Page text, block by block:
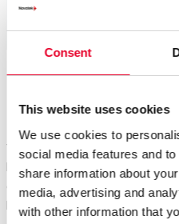
Consent
This website uses cookies
We use cookies to
social media features and
share information about
media, advertising and
with other information that
Uddan
Virksomhedsledelser
håndterer en stor variation
en kompleks del af
kan udgøre en meget stor